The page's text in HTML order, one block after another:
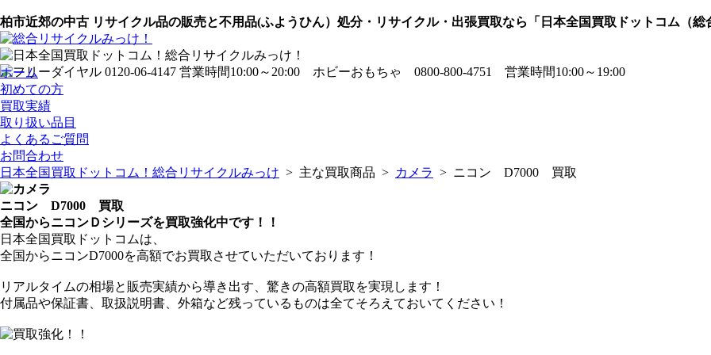
柏市近郊の中古 リサイクル品の販売と不用品(ふようひん）処分・リサイクル・出張買取なら「日本全国買取ドットコム（総
ホーム
初めての方
買取実績
取り扱い品目
よくあるご質問
お問合わせ
日本全国買取ドットコム！総合リサイクルみっけ > 主な買取商品 > カメラ > ニコン D7000 買取
ニコン D7000 買取
全国からニコンＤシリーズを買取強化中です！！
日本全国買取ドットコムは、
全国からニコンD7000を高額でお買取させていただいております！
リアルタイムの相場と販売実績から導き出す、驚きの高額買取を実現します！
付属品や保証書、取扱説明書、外箱など残っているものは全てそろえておいてください！